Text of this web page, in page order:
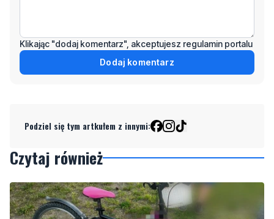
Podziel się tym artkułem z innymi:
Czytaj również